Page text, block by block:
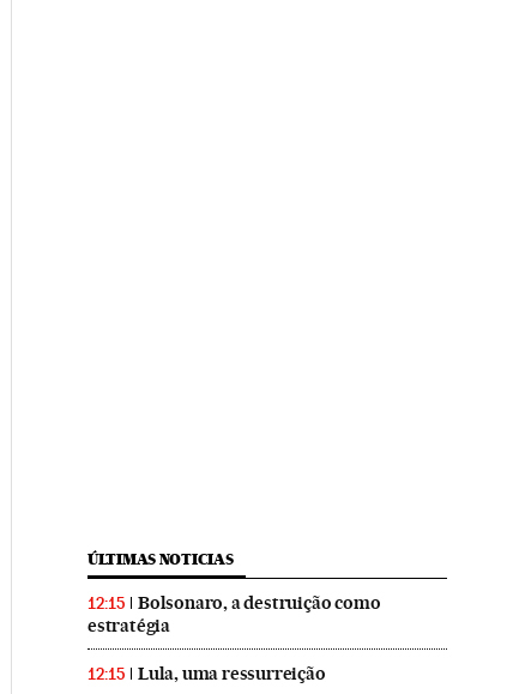
ÚLTIMAS NOTICIAS
12:15
Bolsonaro, a destruição como
estratégia
12:15 Lula, uma ressurreição